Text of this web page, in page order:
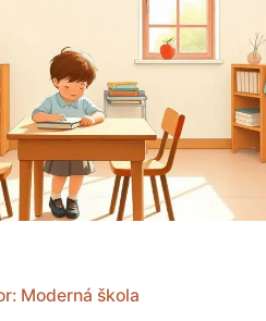
Moderná škola